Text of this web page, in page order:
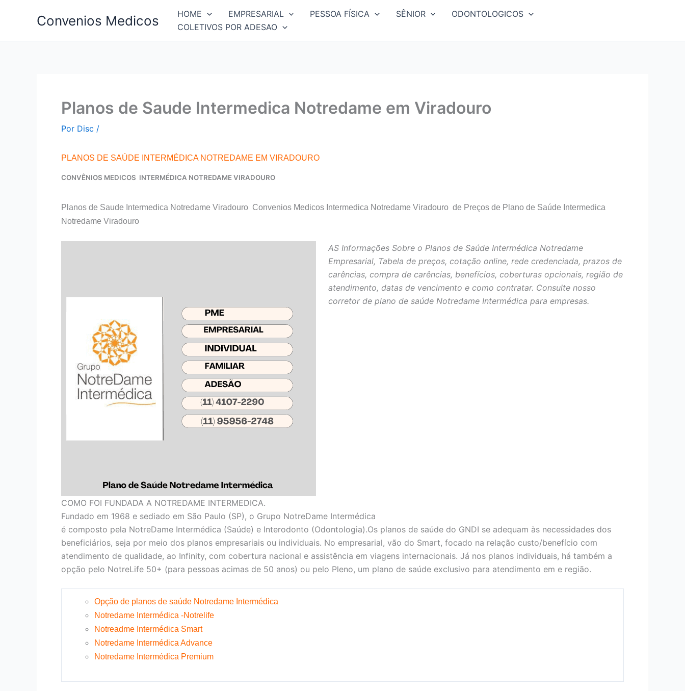
Convenios Medicos HOME EMPRESARIAL PESSOA FÍSICA SÊNIOR
ODONTOLOGICOS
COLETIVOS POR ADESAO
Planos de Saude Intermedica Notredame em Viradouro
Por Disc /
PLANOS DE SAÚDE INTERMÉDICA NOTREDAME EM VIRADOURO
CONVÊNIOS MEDICOS INTERMÉDICA NOTREDAME VIRADOURO
Planos de Saude Intermedica Notredame Viradouro Convenios Medicos Intermedica Notredame Viradouro de Preços de Plano de Saúde Intermedica
Notredame Viradouro
AS Informações Sobre o Planos de Saúde Intermédica Notredame
Empresarial, Tabela de preços, cotação online, rede credenciada, prazos de
carências, compra de carências, benefícios, coberturas opcionais, região de
atendimento, datas de vencimento e como contratar. Consulte nosso
corretor de plano de saúde Notredame Intermédica para empresas.
COMO FOI FUNDADA A NOTREDAME INTERMEDICA.
Fundado em 1968 e sediado em São Paulo (SP), o Grupo NotreDame Intermédica
é composto pela NotreDame Intermédica (Saúde) e Interodonto (Odontologia).Os planos de saúde do GNDI se adequam às necessidades dos
beneficiários, seja por meio dos planos empresariais ou individuais. No empresarial, vão do Smart, focado na relação custo/benefício com
atendimento de qualidade, ao Infinity, com cobertura nacional e assistência em viagens internacionais. Já nos planos individuais, há também a
opção pelo NotreLife 50+ (para pessoas acimas de 50 anos) ou pelo Pleno, um plano de saúde exclusivo para atendimento em e região.
Opção de planos de saúde Notredame Intermédica
Notredame Intermédica -Notrelife
Notreadme Intermédica Smart
Notredame Intermédica Advance
Notredame Intermédica Premium